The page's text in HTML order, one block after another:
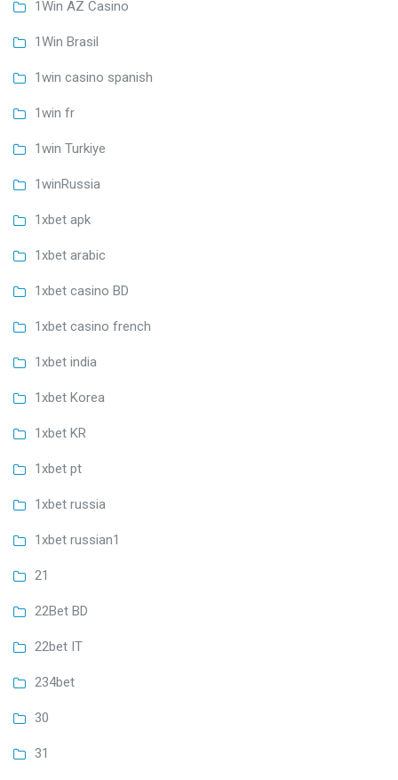
1Win AZ Casino
1Win Brasil
1win casino spanish
1win fr
1win Turkiye
1winRussia
1xbet apk
1xbet arabic
1xbet casino BD
1xbet casino french
1xbet india
1xbet Korea
1xbet KR
1xbet pt
1xbet russia
1xbet russian1
21
22Bet BD
22bet IT
234bet
30
31